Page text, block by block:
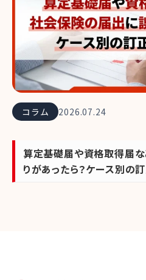
コラム 2026.07.24
算定基礎届や資格取得届
りがあったら？ケース別の